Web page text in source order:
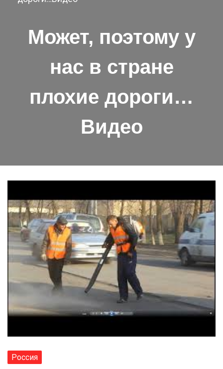
Может, поэтому у
нас в стране
плохие дороги…
Видео
Россия